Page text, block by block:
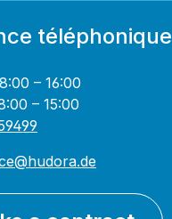
téléphonique
– 16:00
– 15:00